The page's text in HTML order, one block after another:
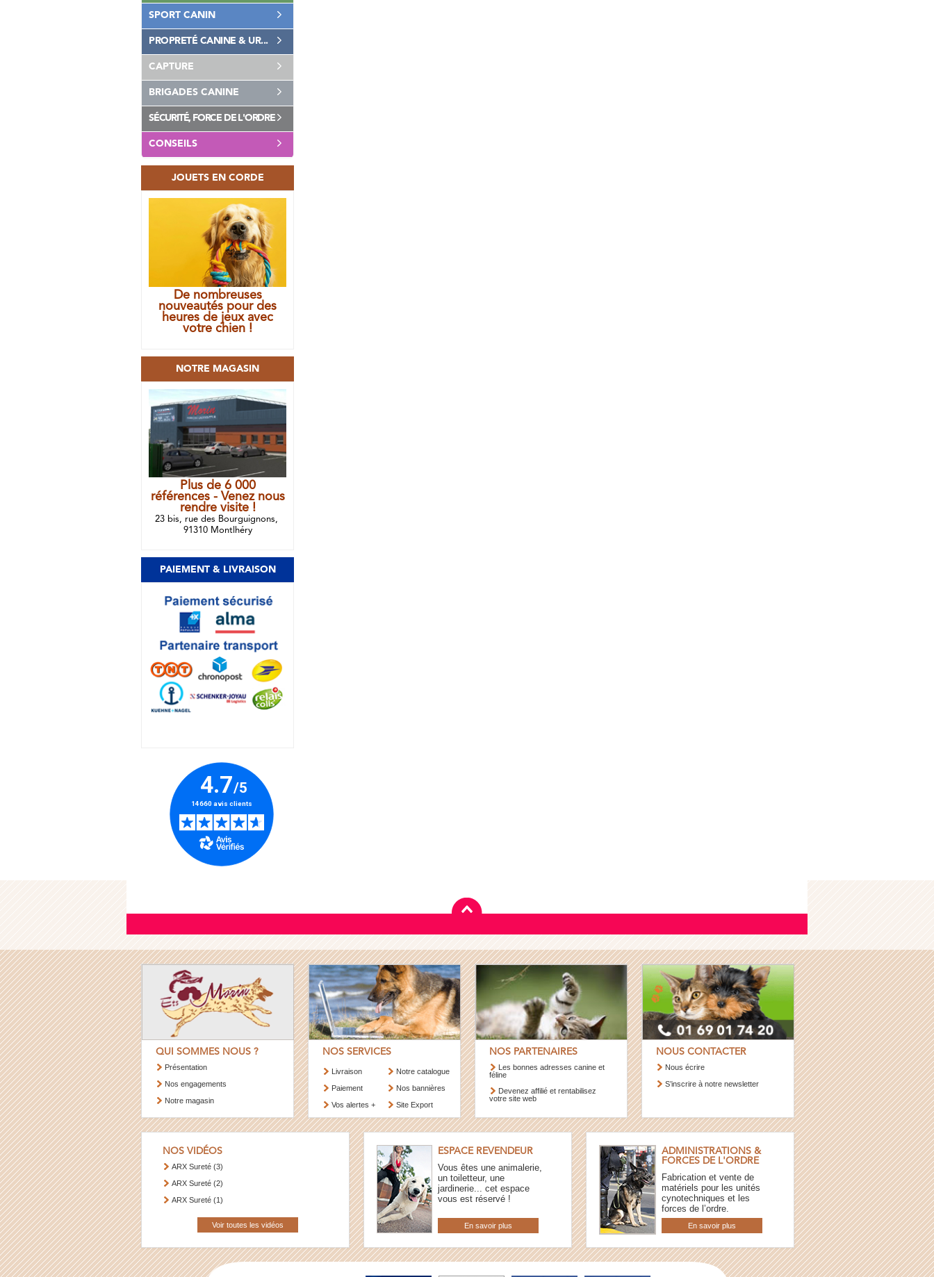
SPORT CANIN
PROPRETÉ CANINE & UR...
CAPTURE
BRIGADES CANINE
SÉCURITÉ, FORCE DE L'ORDRE
CONSEILS
JOUETS EN CORDE
De nombreuses
nouveautés pour des
heures de jeux avec
votre chien !
NOTRE MAGASIN
Plus de 6 000
références - Venez nous
rendre visite !
23 bis, rue des Bourguignons,
91310 Montlhéry
PAIEMENT & LIVRAISON
QUI SOMMES NOUS ?
Présentation
Nos engagements
Notre magasin
NOS SERVICES
Livraison
Paiement
Vos alertes +
Notre catalogue
Nos bannières
Site Export
NOS PARTENAIRES
Les bonnes adresses canine et
féline
Devenez affilié et rentabilisez
votre site web
NOUS CONTACTER
Nous écrire
S’inscrire à notre newsletter
NOS VIDÉOS
ARX Sureté (3)
ARX Sureté (2)
ARX Sureté (1)
Voir toutes les vidéos
ESPACE REVENDEUR
Vous êtes une animalerie,
un toiletteur, une
jardinerie... cet espace
vous est réservé !
En savoir plus
ADMINISTRATIONS &
FORCES DE L'ORDRE
Fabrication et vente de
matériels pour les unités
cynotechniques et les
forces de l’ordre.
En savoir plus